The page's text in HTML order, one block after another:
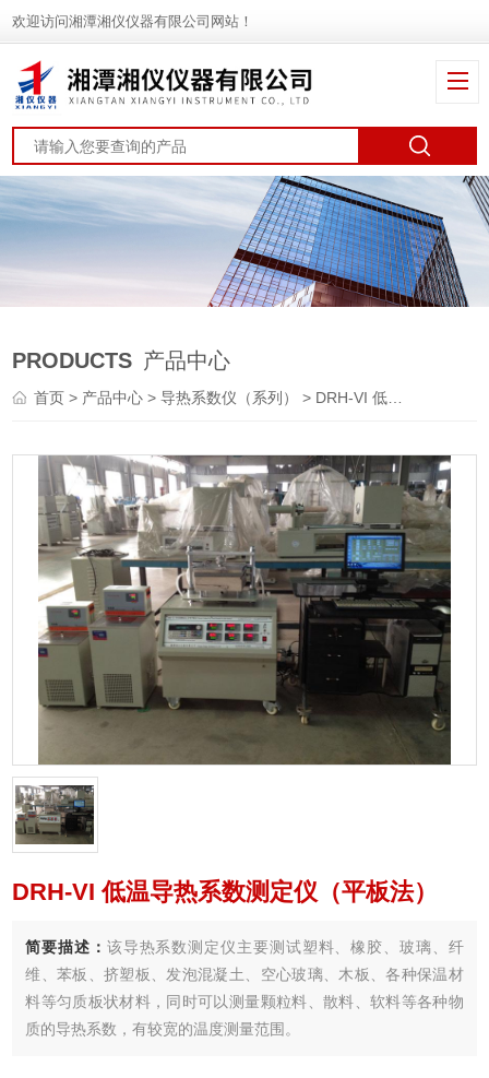
欢迎访问湘潭湘仪仪器有限公司网站！
PRODUCTS 产品中心
首页> 产品中心 >导热系数仪（系列） > DRH-VI 低温导热系数测定仪（平板法）
DRH-VI 低温导热系数测定仪（平板法）
简要描述： 该导热系数测定仪主要测试塑料、橡胶、玻璃、纤
维、苯板、挤塑板、发泡混凝土、空心玻璃、木板、各种保温材
料等匀质板状材料，同时可以测量颗粒料、散料、软料等各种物
质的导热系数，有较宽的温度测量范围。